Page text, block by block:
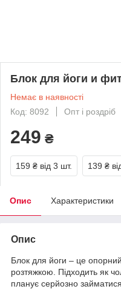
Блок для йоги и
Немає в наявності
Код: 8092
Опт і роздріб
249 ₴
159 ₴ від 3 шт. 139 ₴
Опис Характеристики
Опис
Блок для йоги – це
розтяжкою. Підходить як
планує серйозно